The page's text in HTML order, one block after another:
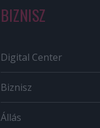
BIZNISZ
Digital Center
Biznisz
Állás